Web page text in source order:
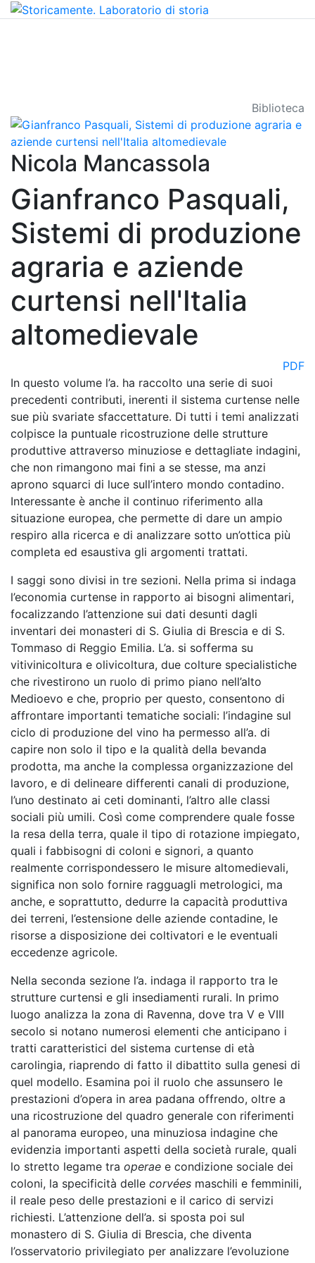
Biblioteca
Nicola Mancassola
Gianfranco Pasquali,
Sistemi di produzione
agraria e aziende
curtensi nell'Italia
altomedievale
PDF
In questo volume l’a. ha raccolto una serie di suoi
precedenti contributi, inerenti il sistema curtense nelle
sue più svariate sfaccettature. Di tutti i temi analizzati
colpisce la puntuale ricostruzione delle strutture
produttive attraverso minuziose e dettagliate indagini,
che non rimangono mai fini a se stesse, ma anzi
aprono squarci di luce sull’intero mondo contadino.
Interessante è anche il continuo riferimento alla
situazione europea, che permette di dare un ampio
respiro alla ricerca e di analizzare sotto un’ottica più
completa ed esaustiva gli argomenti trattati.
I saggi sono divisi in tre sezioni. Nella prima si indaga
l’economia curtense in rapporto ai bisogni alimentari,
focalizzando l’attenzione sui dati desunti dagli
inventari dei monasteri di S. Giulia di Brescia e di S.
Tommaso di Reggio Emilia. L’a. si sofferma su
vitivinicoltura e olivicoltura, due colture specialistiche
che rivestirono un ruolo di primo piano nell’alto
Medioevo e che, proprio per questo, consentono di
affrontare importanti tematiche sociali: l’indagine sul
ciclo di produzione del vino ha permesso all’a. di
capire non solo il tipo e la qualità della bevanda
prodotta, ma anche la complessa organizzazione del
lavoro, e di delineare differenti canali di produzione,
l’uno destinato ai ceti dominanti, l’altro alle classi
sociali più umili. Così come comprendere quale fosse
la resa della terra, quale il tipo di rotazione impiegato,
quali i fabbisogni di coloni e signori, a quanto
realmente corrispondessero le misure altomedievali,
significa non solo fornire ragguagli metrologici, ma
anche, e soprattutto, dedurre la capacità produttiva
dei terreni, l’estensione delle aziende contadine, le
risorse a disposizione dei coltivatori e le eventuali
eccedenze agricole.
Nella seconda sezione l’a. indaga il rapporto tra le
strutture curtensi e gli insediamenti rurali. In primo
luogo analizza la zona di Ravenna, dove tra V e VIII
secolo si notano numerosi elementi che anticipano i
tratti caratteristici del sistema curtense di età
carolingia, riaprendo di fatto il dibattito sulla genesi di
quel modello. Esamina poi il ruolo che assunsero le
prestazioni d’opera in area padana offrendo, oltre a
una ricostruzione del quadro generale con riferimenti
al panorama europeo, una minuziosa indagine che
evidenzia importanti aspetti della società rurale, quali
lo stretto legame tra operae e condizione sociale dei
coloni, la specificità delle corvées maschili e femminili,
il reale peso delle prestazioni e il carico di servizi
richiesti. L’attenzione dell’a. si sposta poi sul
monastero di S. Giulia di Brescia, che diventa
l’osservatorio privilegiato per analizzare l’evoluzione